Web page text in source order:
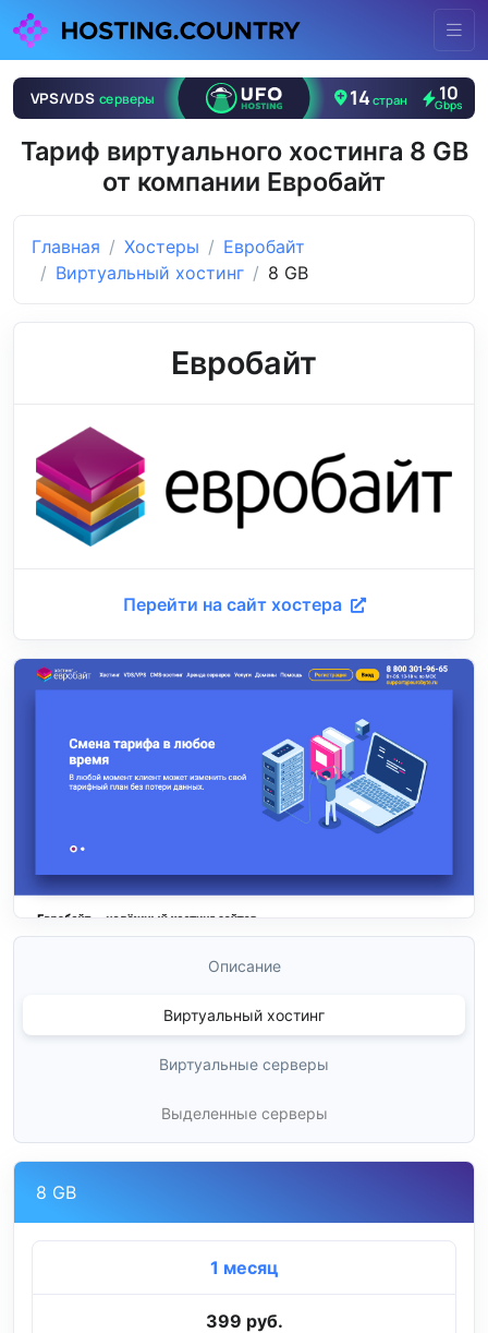
Тариф виртуального хостинга 8 GB
от компании Евробайт
Главная Хостеры
Евробайт
Виртуальный хостинг
8 GB
Евробайт
Перейти на сайт хостера
Описание
Виртуальный хостинг
Виртуальные серверы
Выделенные серверы
8 GB
1 месяц
399 руб.